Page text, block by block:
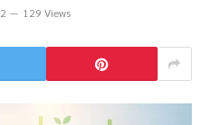
129 Views